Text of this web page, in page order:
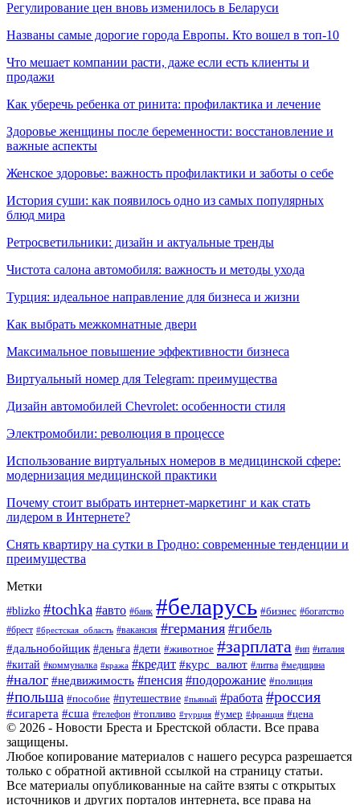
Регулирование цен вновь изменилось в Беларуси
Названы самые дорогие города Европы. Кто вошел в топ-10
Что мешает компании расти, даже если есть клиенты и
продажи
Как уберечь ребенка от ринита: профилактика и лечение
Здоровье женщины после беременности: восстановление и
важные аспекты
Женское здоровье: важность профилактики и заботы о себе
История суши: как появилось одно из самых популярных
блюд мира
Ретросветильники: дизайн и актуальные тренды
Чистота салона автомобиля: важность и методы ухода
Турция: идеальное направление для бизнеса и жизни
Как выбрать межкомнатные двери
Максимальное повышение эффективности бизнеса
Виртуальный номер для Telegram: преимущества
Дизайн автомобилей Chevrolet: особенности стиля
Электромобили: революция в процессе
Использование виртуальных номеров в медицинской сфере:
модернизация медицинской практики
Почему стоит выбрать интернет-маркетинг и как стать
лидером в Интернете?
Снять квартиру на сутки в Гродно: современные тенденции и
преимущества
Метки
#blizko #tochka #авто #банк #беларусь #бизнес #богатство
#брест #брестская_область #вакансия #германия #гибель
#дальнобойщик #деньга #дети #животное #зарплата #ип #италия
#китай #коммуналка #кража #кредит #курс_валют #литва #медицина
#налог #недвижимость #пенсия #подорожание #полиция
#польша #пособие #путешествие #пьяный #работа #россия
#сигарета #сша #телефон #топливо #турция #умер #франция #цена
© 2026 - Новости Бреста и Брестской области. Все права
защищены.
Любое копирование материалов с нашего ресурса разрешается
только с обратной активной ссылкой на страницу статьи.
Все материалы опубликованные на сайте взяты с открытых
источников и других порталов интернета, все права на